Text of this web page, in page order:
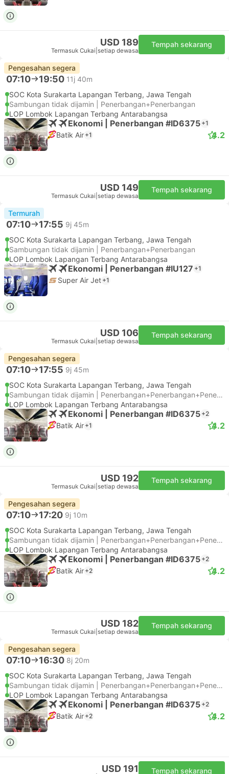
USD 189
Termasuk Cukai setiap dewasa
Tempah sekarang
Pengesahan segera
07:10 19:50 11j 40m
SOC Kota Surakarta Lapangan Terbang, Jawa Tengah
Sambungan tidak dijamin | Penerbangan+Penerbangan
LOP Lombok Lapangan Terbang Antarabangsa
Ekonomi | Penerbangan #ID6375 +1
Batik Air +1 4.2
USD 149
Termasuk Cukai setiap dewasa
Tempah sekarang
Termurah
07:10 17:55 9j 45m
SOC Kota Surakarta Lapangan Terbang, Jawa Tengah
Sambungan tidak dijamin | Penerbangan+Penerbangan
LOP Lombok Lapangan Terbang Antarabangsa
Ekonomi | Penerbangan #IU127 +1
Super Air Jet +1
USD 106
Termasuk Cukai setiap dewasa
Tempah sekarang
Pengesahan segera
07:10 17:55 9j 45m
SOC Kota Surakarta Lapangan Terbang, Jawa Tengah
Sambungan tidak dijamin | Penerbangan+Penerbangan+Penerbangan
LOP Lombok Lapangan Terbang Antarabangsa
Ekonomi | Penerbangan #ID6375 +2
Batik Air +1 4.2
USD 192
Termasuk Cukai setiap dewasa
Tempah sekarang
Pengesahan segera
07:10 17:20 9j 10m
SOC Kota Surakarta Lapangan Terbang, Jawa Tengah
Sambungan tidak dijamin | Penerbangan+Penerbangan+Penerbangan
LOP Lombok Lapangan Terbang Antarabangsa
Ekonomi | Penerbangan #ID6375 +2
Batik Air +2 4.2
USD 182
Termasuk Cukai setiap dewasa
Tempah sekarang
Pengesahan segera
07:10 16:30 8j 20m
SOC Kota Surakarta Lapangan Terbang, Jawa Tengah
Sambungan tidak dijamin | Penerbangan+Penerbangan+Penerbangan
LOP Lombok Lapangan Terbang Antarabangsa
Ekonomi | Penerbangan #ID6375 +2
Batik Air +2 4.2
USD 191 Tempah sekarang